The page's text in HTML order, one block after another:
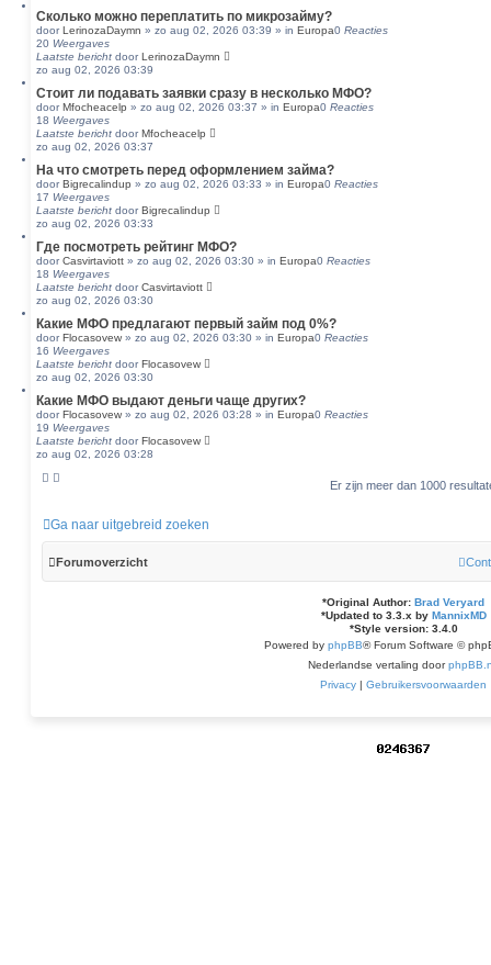
Сколько можно переплатить по микрозайму?
doorLerinozaDaymn » zo aug 02, 2026 03:39 » in Europa0 Reacties
20 Weergaves
Laatste bericht doorLerinozaDaymn
zo aug 02, 2026 03:39
Стоит ли подавать заявки сразу в несколько МФО?
doorMfocheacelp » zo aug 02, 2026 03:37 » in Europa0 Reacties
18 Weergaves
Laatste bericht doorMfocheacelp
zo aug 02, 2026 03:37
На что смотреть перед оформлением займа?
doorBigrecalindup » zo aug 02, 2026 03:33 » in Europa0 Reacties
17 Weergaves
Laatste bericht doorBigrecalindup
zo aug 02, 2026 03:33
Где посмотреть рейтинг МФО?
doorCasvirtaviott » zo aug 02, 2026 03:30 » in Europa0 Reacties
18 Weergaves
Laatste bericht doorCasvirtaviott
zo aug 02, 2026 03:30
Какие МФО предлагают первый займ под 0%?
doorFlocasovew » zo aug 02, 2026 03:30 » in Europa0 Reacties
16 Weergaves
Laatste bericht doorFlocasovew
zo aug 02, 2026 03:30
Какие МФО выдают деньги чаще других?
doorFlocasovew » zo aug 02, 2026 03:28 » in Europa0 Reacties
19 Weergaves
Laatste bericht doorFlocasovew
zo aug 02, 2026 03:28
Er zijn meer dan 1000
Ga naar uitgebreid zoeken
Forumoverzicht
*Original Author: Brad Veryard
*Updated to 3.3.x by MannixMD
*Style version: 3.4.0
Powered by phpBB® Forum Software ©
Nederlandse vertaling door
Privacy | Gebruikersvoorwaarden